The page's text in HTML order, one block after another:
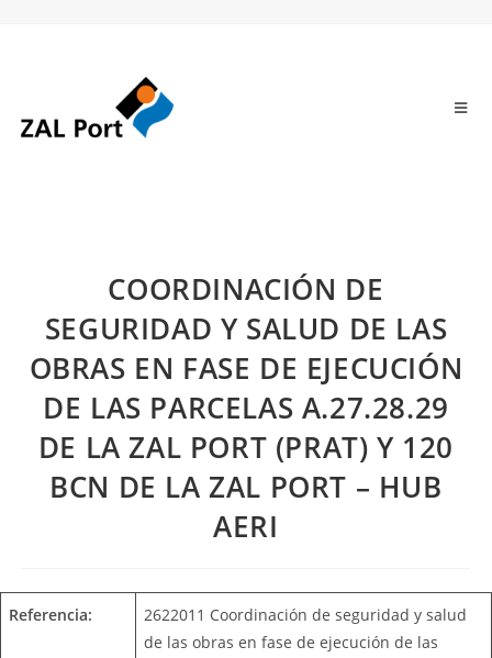
COORDINACIÓN DE
SEGURIDAD Y SALUD DE LAS
OBRAS EN FASE DE EJECUCIÓN
DE LAS PARCELAS A.27.28.29
DE LA ZAL PORT (PRAT) Y 120
BCN DE LA ZAL PORT – HUB
AERI
Referencia:
2622011 Coordinación de seguridad y salud
de las obras en fase de ejecución de las